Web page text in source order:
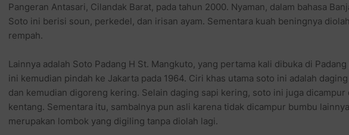
Pangeran Antasari, Cilandak Barat, pada tahun 2000. Nyaman, dalam bahasa
Soto ini berisi soun, perkedel, dan irisan ayam. Sementara kuah beningnya
rempah.
Lainnya adalah Soto Padang H St. Mangkuto, yang pertama kali dibuka di
ini kemudian pindah ke Jakarta pada 1964. Ciri khas utama soto ini adalah
dan kemudian digoreng kering. Selain daging sapi kering, soto ini juga dicampur
kentang. Sementara itu, sambalnya pun asli karena tidak dicampur bumbu
merupakan lombok yang digiling tanpa diolah lagi.